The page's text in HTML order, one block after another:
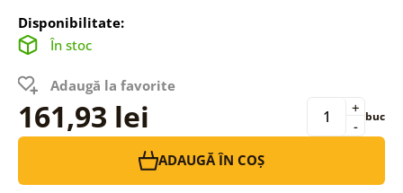
Disponibilitate:
În stoc
Adaugă la favorite
161,93 lei -
+ buc
ADAUGĂ ÎN COȘ